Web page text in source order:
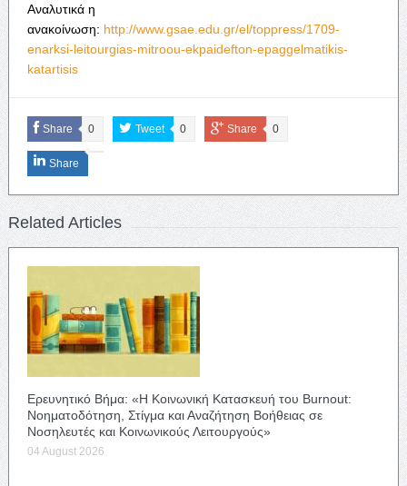
Αναλυτικά η
ανακοίνωση: http://www.gsae.edu.gr/el/toppress/1709-
enarksi-leitourgias-mitroou-ekpaidefton-epaggelmatikis-
katartisis
Share 0 Tweet 0 Share 0
Share
Related Articles
Ερευνητικό Βήμα: «Η Κοινωνική Κατασκευή του Burnout:
Νοηματοδότηση, Στίγμα και Αναζήτηση Βοήθειας σε
Νοσηλευτές και Κοινωνικούς Λειτουργούς»
04 August 2026